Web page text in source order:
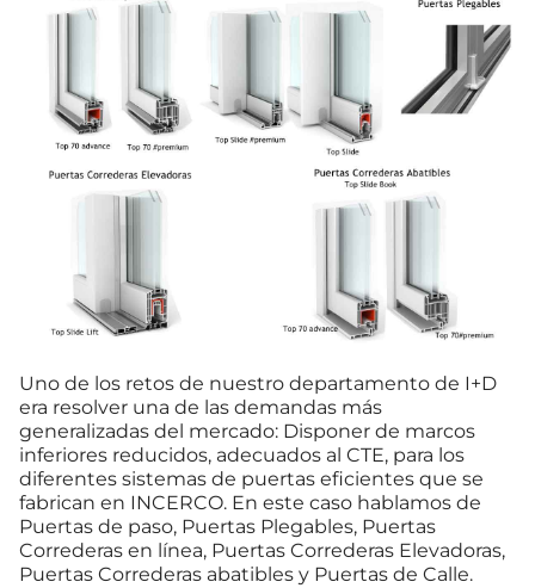
Uno de los retos de nuestro departamento de I+D
era resolver una de las demandas más
generalizadas del mercado: Disponer de marcos
inferiores reducidos, adecuados al CTE, para los
diferentes sistemas de puertas eficientes que se
fabrican en INCERCO. En este caso hablamos de
Puertas de paso, Puertas Plegables, Puertas
Correderas en línea, Puertas Correderas Elevadoras,
Puertas Correderas abatibles y Puertas de Calle.